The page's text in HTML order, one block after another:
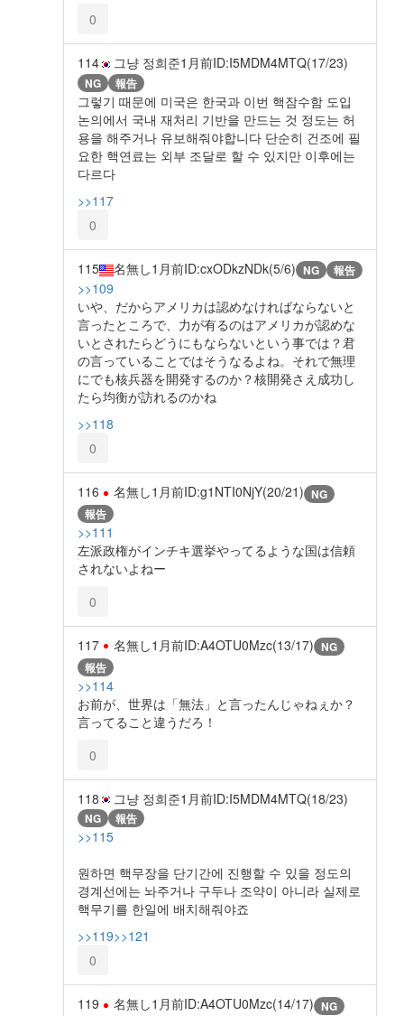
0
114 그냥 정희준1月前ID:I5MDM4MTQ(17/23)
NG 報告
그렇기 때문에 미국은 한국과 이번 핵잠수함 도입
논의에서 국내 재처리 기반을 만드는 것 정도는 허
용을 해주거나 유보해줘야합니다 단순히 건조에 필
요한 핵연료는 외부 조달로 할 수 있지만 이후에는
다르다
>>117
0
115 名無し1月前ID:cxODkzNDk(5/6) NG 報告
>>109
いや、だからアメリカは認めなければならないと
言ったところで、力が有るのはアメリカが認めな
いとされたらどうにもならないという事では？君
の言っていることではそうなるよね。それで無理
にでも核兵器を開発するのか？核開発さえ成功し
たら均衡が訪れるのかね
>>118
0
116 名無し1月前ID:g1NTI0NjY(20/21) NG
報告
>>111
左派政権がインチキ選挙やってるような国は信頼
されないよねー
0
117 名無し1月前ID:A4OTU0Mzc(13/17) NG
報告
>>114
お前が、世界は「無法」と言ったんじゃねぇか？
言ってること違うだろ！
0
118 그냥 정희준1月前ID:I5MDM4MTQ(18/23)
NG 報告
>>115
원하면 핵무장을 단기간에 진행할 수 있을 정도의
경계선에는 놔주거나 구두나 조약이 아니라 실제로
핵무기를 한일에 배치해줘야죠
>>119>>121
0
119 名無し1月前ID:A4OTU0Mzc(14/17) NG